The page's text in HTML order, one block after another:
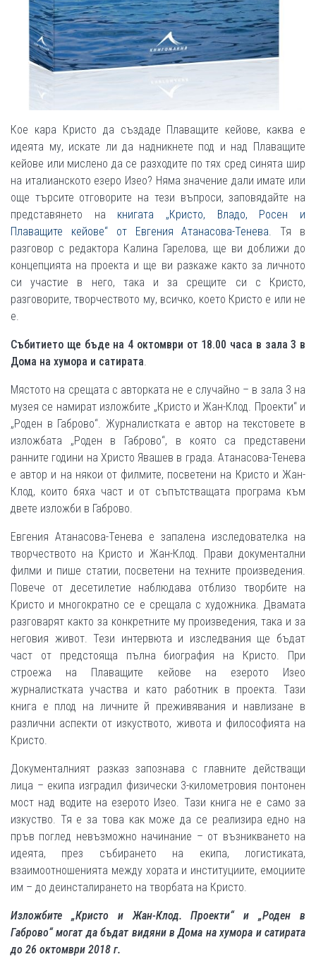
Кое кара Кристо да създаде Плаващите кейове, каква е
идеята му, искате ли да надникнете под и над Плаващите
кейове или мислено да се разходите по тях сред синята шир
на италианското езеро Изео? Няма значение дали имате или
още търсите отговорите на тези въпроси, заповядайте на
представянето на книгата „Кристо, Владо, Росен и
Плаващите кейове“ от Евгения Атанасова-Тенева . Тя в
разговор с редактора Калина Гарелова, ще ви доближи до
концепцията на проекта и ще ви разкаже както за личното
си участие в него, така и за срещите си с Кристо,
разговорите, творчеството му, всичко, което Кристо е или не
е.
Събитието ще бъде на 4 октомври от 18.00 часа в зала 3 в
Дома на хумора и сатирата
Мястото на срещата с авторката не е случайно – в зала 3 на
музея се намират изложбите „Кристо и Жан-Клод. Проекти“ и
„Роден в Габрово“. Журналистката е автор на текстовете в
изложбата „Роден в Габрово“, в която са представени
ранните години на Христо Явашев в града. Атанасова-Тенева
е автор и на някои от филмите, посветени на Кристо и Жан-
Клод, които бяха част и от съпътстващата програма към
двете изложби в Габрово.
Евгения Атанасова-Тенева е запалена изследователка на
творчеството на Кристо и Жан-Клод. Прави документални
филми и пише статии, посветени на техните произведения.
Повече от десетилетие наблюдава отблизо творбите на
Кристо и многократно се е срещала с художника. Двамата
разговарят както за конкретните му произведения, така и за
неговия живот. Тези интервюта и изследвания ще бъдат
част от предстояща пълна биография на Кристо. При
строежа на Плаващите кейове на езерото Изео
журналистката участва и като работник в проекта. Тази
книга е плод на личните й преживявания и навлизане в
различни аспекти от изкуството, живота и философията на
Кристо.
Документалният разказ запознава с главните действащи
лица – екипа изградил физически 3-километровия понтонен
мост над водите на езерото Изео. Тази книга не е само за
изкуство. Тя е за това как може да се реализира едно на
пръв поглед невъзможно начинание – от възникването на
идеята, през събирането на екипа, логистиката,
взаимоотношенията между хората и институциите, емоциите
им – до деинсталирането на творбата на Кристо.
Изложбите „Кристо и Жан-Клод. Проекти“ и „Роден в
Габрово“ могат да бъдат видяни в Дома на хумора и сатирата
до 26 октомври 2018 г.